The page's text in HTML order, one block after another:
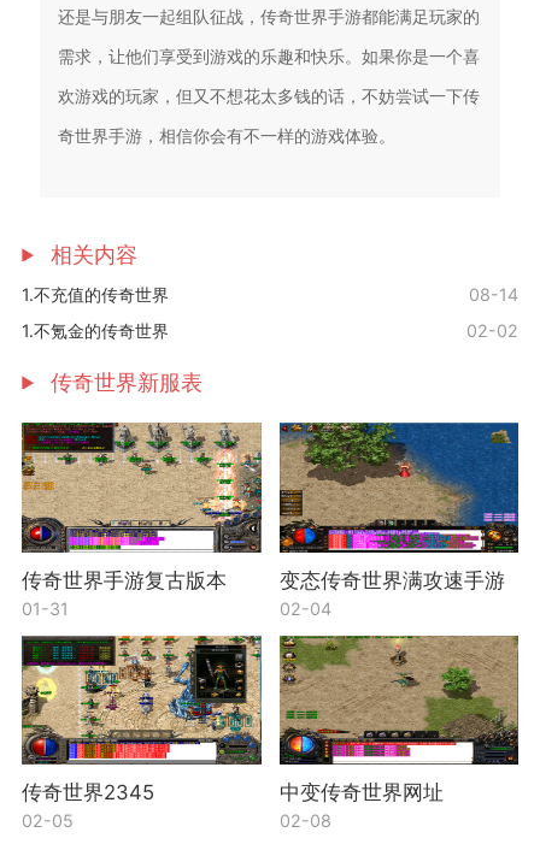
还是与朋友一起组队征战，传奇世界手游都能满足玩家的
需求，让他们享受到游戏的乐趣和快乐。如果你是一个喜
欢游戏的玩家，但又不想花太多钱的话，不妨尝试一下传
奇世界手游，相信你会有不一样的游戏体验。
相关内容
1.不充值的传奇世界
08-14
1.不氪金的传奇世界
02-02
传奇世界新服表
传奇世界手游复古版本
01-31
变态传奇世界满攻速手游
02-04
传奇世界2345
02-05
中变传奇世界网址
02-08